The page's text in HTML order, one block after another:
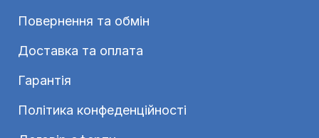
Повернення та обмін
Доставка та оплата
Гарантія
Політика конфеденційності